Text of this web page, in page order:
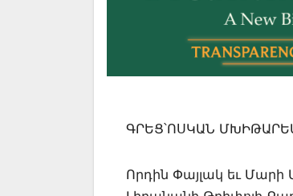
ԳՐԵՑ՝ՈՍԿԱՆ
Որդին Փայլակ եւ Մարի